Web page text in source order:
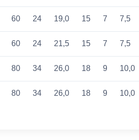
60 24 19,0 15 7 7,5
60 24 21,5 15 7 7,5
80 34 26,0 18 9 10,0
80 34 26,0 18 9 10,0